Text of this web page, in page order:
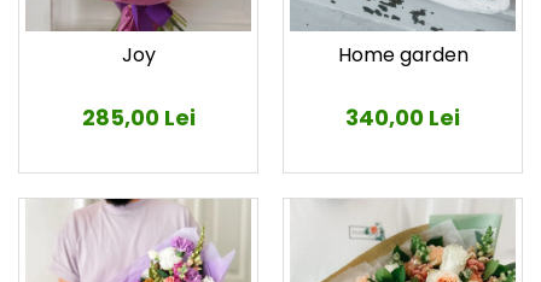
Joy
285,00 Lei
Home garden
340,00 Lei